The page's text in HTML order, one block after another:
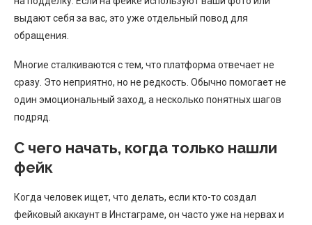
выдают себя за вас, это уже отдельный повод для
обращения.
Многие сталкиваются с тем, что платформа отвечает не
сразу. Это неприятно, но не редкость. Обычно помогает не
один эмоциональный заход, а несколько понятных шагов
подряд.
С чего начать, когда только нашли
фейк
Когда человек ищет, что делать, если кто-то создал
фейковый аккаунт в Инстаграме, он часто уже на нервах и